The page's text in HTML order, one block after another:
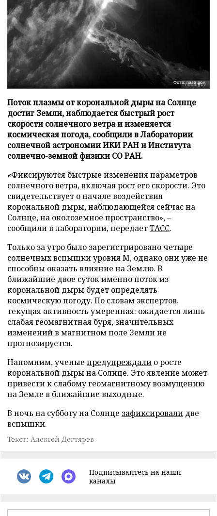
Фото: nasa.gov
Поток плазмы от корональной дыры на Солнце
достиг Земли, наблюдается быстрый рост
скорости солнечного ветра и изменяется
космическая погода, сообщили в Лаборатории
солнечной астрономии ИКИ РАН и Института
солнечно-земной физики СО РАН.
«Фиксируются быстрые изменения параметров
солнечного ветра, включая рост его скорости. Это
свидетельствует о начале воздействия
корональной дыры, наблюдающейся сейчас на
Солнце, на околоземное пространство», –
сообщили в лаборатории, передаетТАСС.
Только за утро было зарегистрировано четыре
солнечных вспышки уровня M, однако они уже не
способны оказать влияние на Землю. В
ближайшие двое суток именно поток из
корональной дыры будет определять
космическую погоду. По словам экспертов,
текущая активность умеренная: ожидается лишь
слабая геомагнитная буря, значительных
изменений в магнитном поле Земли не
прогнозируется.
Напомним, ученые предупреждали о росте
корональной дыры на Солнце. Это явление может
привести к слабому геомагнитному возмущению
на Земле в ближайшие выходные.
В ночь на субботу на Солнце зафиксировали две
вспышки.
Текст: Алексей Дегтярев
Подписывайтесь на наши
каналы